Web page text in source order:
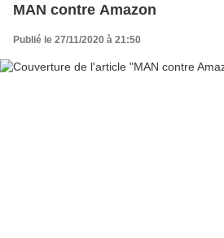
MAN contre Amazon
Publié le 27/11/2020 à 21:50